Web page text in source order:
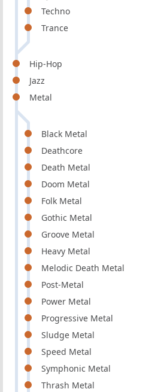
Techno
Trance
Hip-Hop
Jazz
Metal
Black Metal
Deathcore
Death Metal
Doom Metal
Folk Metal
Gothic Metal
Groove Metal
Heavy Metal
Melodic Death Metal
Post-Metal
Power Metal
Progressive Metal
Sludge Metal
Speed Metal
Symphonic Metal
Thrash Metal